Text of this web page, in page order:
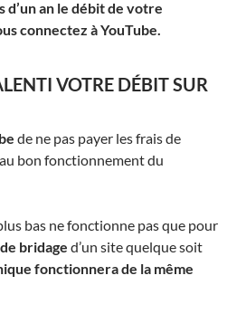
an le débit de votre
connectez à YouTube.
VOTRE DÉBIT SUR
de ne pas payer les frais de
bon fonctionnement du
bas ne fonctionne pas que pour
bridage d’un site quelque soit
fonctionnera de la même